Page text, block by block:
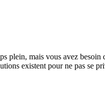
mais vous avez
existent pour ne pas se